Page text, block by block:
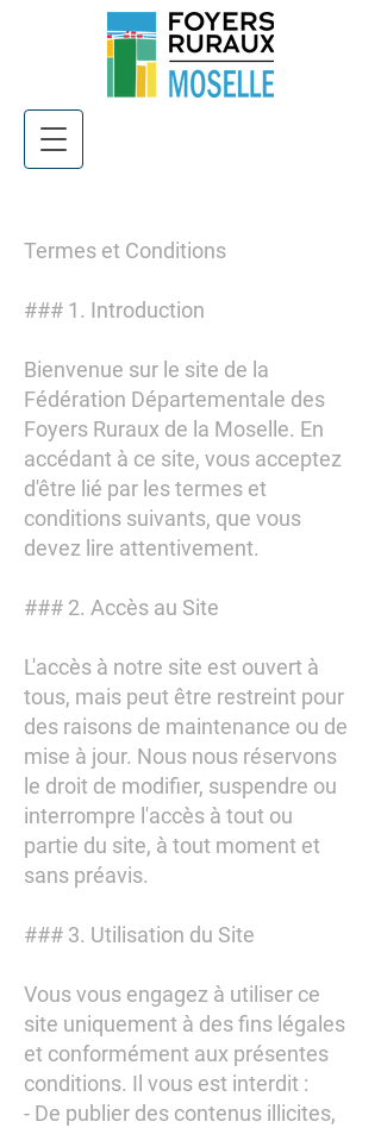
Termes et Conditions
### 1. Introduction
Bienvenue sur le site de la
Fédération Départementale des
Foyers Ruraux de la Moselle. En
accédant à ce site, vous acceptez
d'être lié par les termes et
conditions suivants, que vous
devez lire attentivement.
### 2. Accès au Site
L'accès à notre site est ouvert à
tous, mais peut être restreint pour
des raisons de maintenance ou de
mise à jour. Nous nous réservons
le droit de modifier, suspendre ou
interrompre l'accès à tout ou
partie du site, à tout moment et
sans préavis.
### 3. Utilisation du Site
Vous vous engagez à utiliser ce
site uniquement à des fins légales
et conformément aux présentes
conditions. Il vous est interdit :
- De publier des contenus illicites,